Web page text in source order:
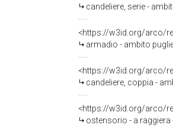
candeliere, serie -
<https://w3id.org/arco/
armadio - ambito
<https://w3id.org/arco/
candeliere, coppia -
<https://w3id.org/arco/
ostensorio - a raggiera